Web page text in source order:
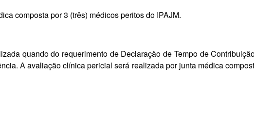
composta por 3 (três) médicos peritos do IPAJM.
quando do requerimento de Declaração de Tempo de
A avaliação clínica pericial será realizada por junta médica